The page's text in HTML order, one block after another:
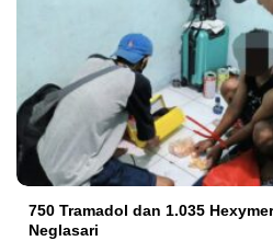
750 Tramadol dan 1.035
Neglasari